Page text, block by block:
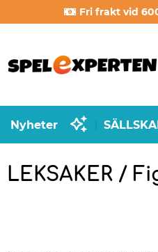
Fri frakt vid
Nyheter
LEKSAKER /